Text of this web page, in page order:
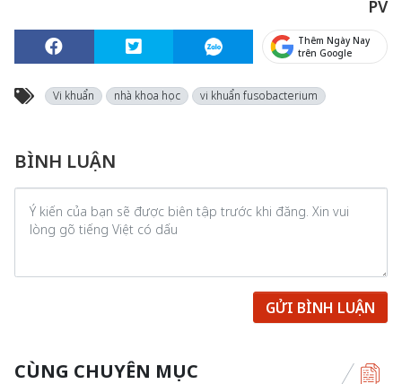
PV
Thêm Ngày Nay
trên Google
Vi khuẩn nhà khoa học vi khuẩn fusobacterium
BÌNH LUẬN
GỬI BÌNH LUẬN
CÙNG CHUYÊN MỤC